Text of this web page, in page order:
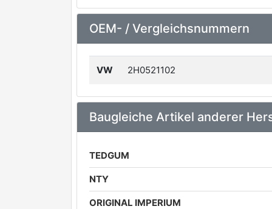
OEM- / Vergleichsnummern
VW 2H0521102
Baugleiche Artikel anderer
TEDGUM
NTY
ORIGINAL IMPERIUM